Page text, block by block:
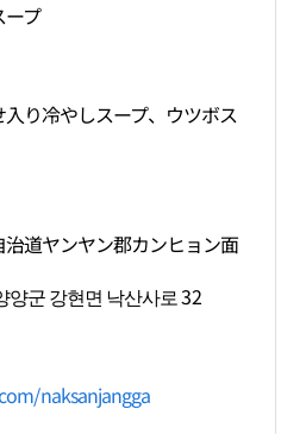
プ
り冷やしスープ、ウツボス
道ヤンヤン郡カンヒョン面
양군 강현면 낙산사로 32
naksanjangga